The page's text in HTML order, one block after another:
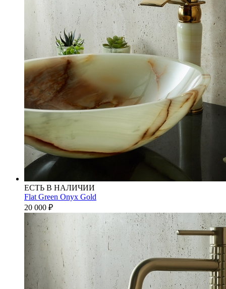
ЕСТЬ В НАЛИЧИИ
Flat Green Onyx Gold
20 000 ₽